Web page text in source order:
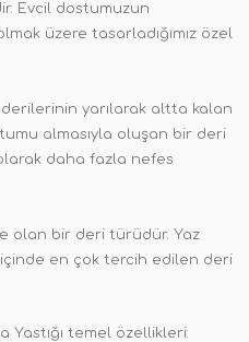
Evcil dostumuzun
üzere tasarladığımız özel
derilerinin yarılarak altta kalan
almasıyla oluşan bir deri
daha fazla nefes
olan bir deri türüdür. Yaz
en çok tercih edilen deri
Yastığı temel özellikleri: